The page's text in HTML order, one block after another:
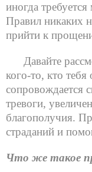
иногда
Правил никаких
прийти к
Давайте
кого-то, кто
сопровождается
тревоги,
благополучия.
страданий и
Что же такое